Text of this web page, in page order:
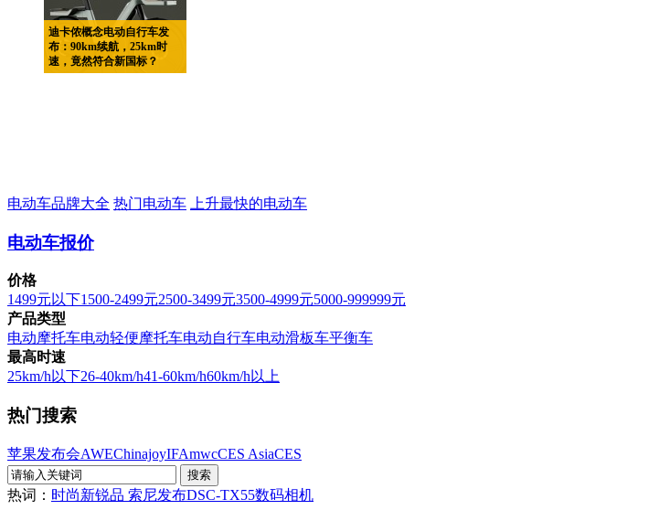
迪卡侬概念电动自行车发
布：90km续航，25km时
速，竟然符合新国标？
电动车品牌大全 热门电动车 上升最快的电动车
电动车报价
价格
1499元以下1500-2499元2500-3499元3500-4999元5000-999999元
产品类型
电动摩托车电动轻便摩托车电动自行车电动滑板车平衡车
最高时速
25km/h以下26-40km/h41-60km/h60km/h以上
热门搜索
苹果发布会AWEChinajoyIFAmwcCES AsiaCES
热词： 时尚新锐品 索尼发布DSC-TX55数码相机